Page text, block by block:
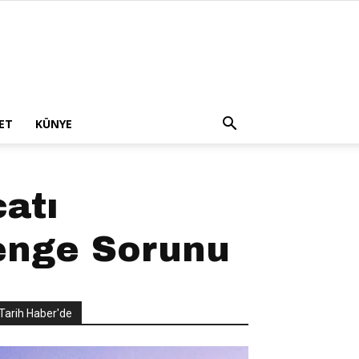
KÜNYE
Sorunu
Haber'de